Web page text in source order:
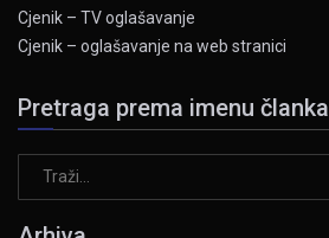
Cjenik – TV oglašavanje
Cjenik – oglašavanje na web stranici
Pretraga prema imenu članka